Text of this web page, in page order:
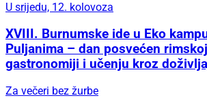
U srijedu, 12. kolovoza
XVIII. Burnumske ide u Eko
Puljanima – dan posvećen
gastronomiji i učenju kroz
Za večeri bez žurbe